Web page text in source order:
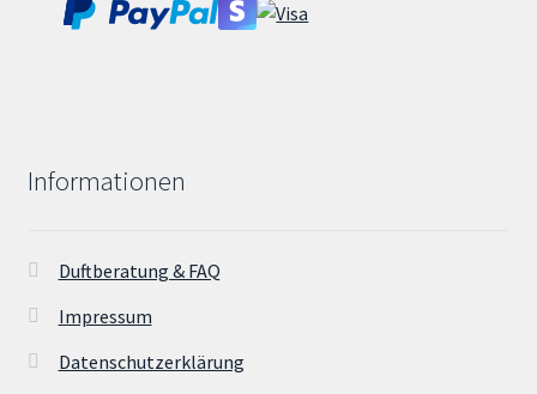
Informationen
Duftberatung & FAQ
Impressum
Datenschutzerklärung